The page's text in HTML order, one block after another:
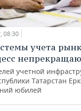
08:30
учета
учетной
Татарстан
юбилей